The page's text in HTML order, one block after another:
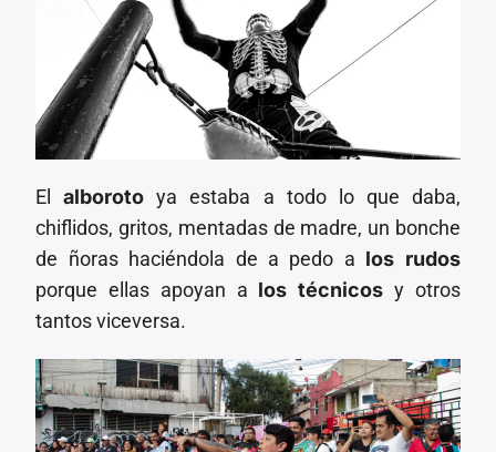
El alboroto ya estaba a todo lo que daba,
chiflidos, gritos, mentadas de madre, un bonche
de ñoras haciéndola de a pedo a los rudos
porque ellas apoyan a los técnicos y otros
tantos viceversa.